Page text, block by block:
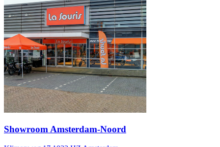
Showroom Amsterdam-Noord